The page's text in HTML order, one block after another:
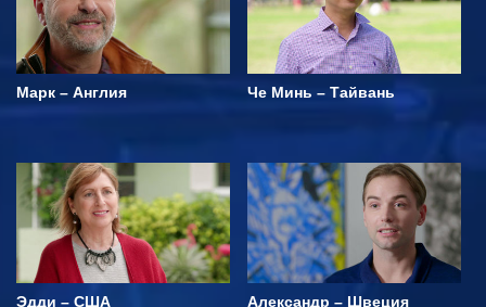
Марк – Англия Че Минь – Тайвань
Эдди – США Александр – Швеция